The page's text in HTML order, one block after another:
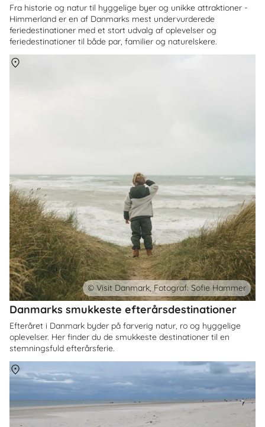
Fra historie og natur til hyggelige byer og unikke attraktioner -
Himmerland er en af Danmarks mest undervurderede
feriedestinationer med et stort udvalg af oplevelser og
feriedestinationer til både par, familier og naturelskere.
Danmarks smukkeste efterårsdestinationer
Efteråret i Danmark byder på farverig natur, ro og hyggelige
oplevelser. Her finder du de smukkeste destinationer til en
stemningsfuld efterårsferie.
© Visit Danmark, Fotograf: Sofie Hammer